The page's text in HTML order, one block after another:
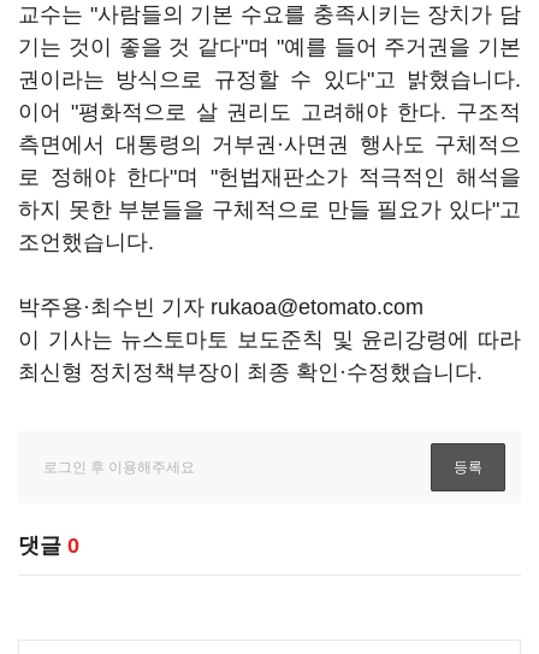
교수는 "사람들의 기본 수요를 충족시키는 장치가 담
기는 것이 좋을 것 같다"며 "예를 들어 주거권을 기본
권이라는 방식으로 규정할 수 있다"고 밝혔습니다.
이어 "평화적으로 살 권리도 고려해야 한다. 구조적
측면에서 대통령의 거부권·사면권 행사도 구체적으
로 정해야 한다"며 "헌법재판소가 적극적인 해석을
하지 못한 부분들을 구체적으로 만들 필요가 있다"고
조언했습니다.
박주용·최수빈 기자 rukaoa@etomato.com
이 기사는 뉴스토마토 보도준칙 및 윤리강령에 따라
최신형 정치정책부장이 최종 확인·수정했습니다.
댓글 0